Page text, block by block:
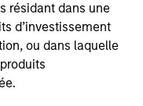
résidant dans une
d’investissement
ou dans laquelle
Asia